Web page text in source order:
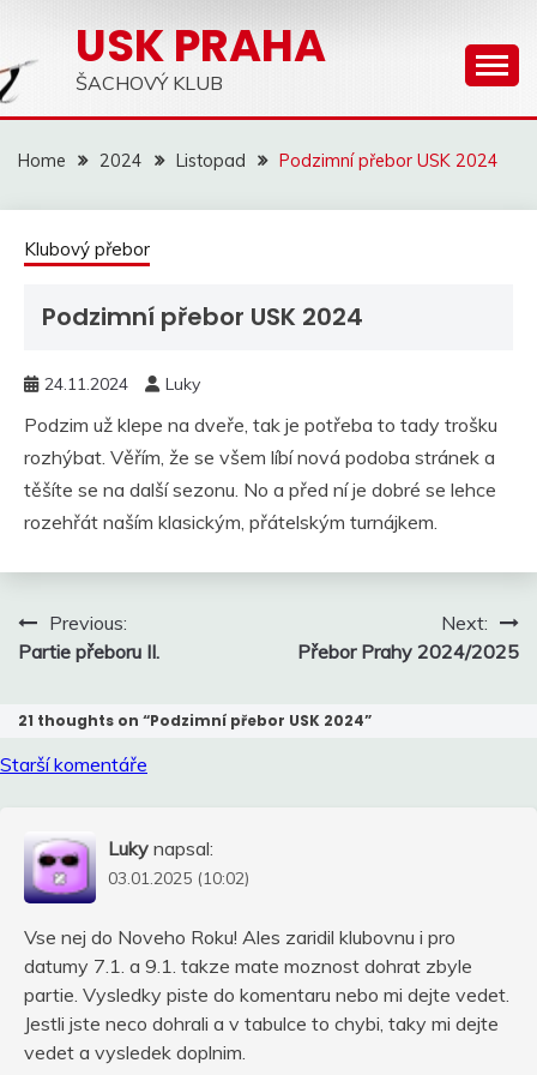
content
USK PRAHA
ŠACHOVÝ KLUB
Home 2024 Listopad Podzimní přebor USK 2024
Klubový přebor
Podzimní přebor USK 2024
24.11.2024 Luky
Podzim už klepe na dveře, tak je potřeba to tady trošku
rozhýbat. Věřím, že se všem líbí nová podoba stránek a
těšíte se na další sezonu. No a před ní je dobré se lehce
rozehřát naším klasickým, přátelským turnájkem.
Navigace
příspěvek
Previous:
Partie přeboru II.
Next:
Přebor Prahy 2024/2025
21 thoughts on “Podzimní přebor USK 2024”
Navigace
pro
Starší komentáře
Luky napsal:
03.01.2025 (10:02)
Vse nej do Noveho Roku! Ales zaridil klubovnu i pro
datumy 7.1. a 9.1. takze mate moznost dohrat zbyle
partie. Vysledky piste do komentaru nebo mi dejte vedet.
Jestli jste neco dohrali a v tabulce to chybi, taky mi dejte
vedet a vysledek doplnim.